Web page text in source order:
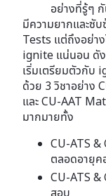
อย่างที่รู้ๆ กั
มีความยากและซั
Tests แต่ถึงอย่า
ignite แน่นอน ดัง
เริ่มเตรียมตัวกับ
ด้วย 3 วิชาอย่าง
และ CU-AAT
มากมายทั้ง
CU-ATS &
ตลอดอายุค
CU-ATS
สอบ